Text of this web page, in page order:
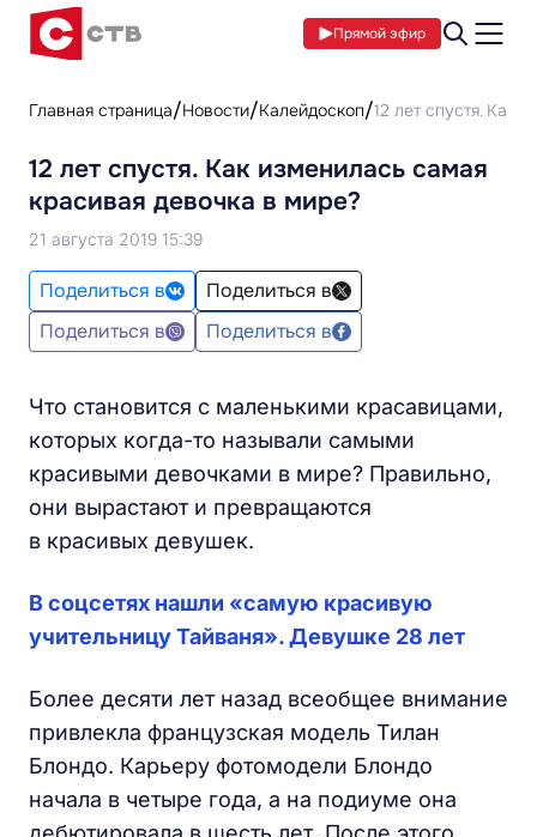
Прямой эфир
Главная страница Новости Калейдоскоп 12 лет спустя. Как
12 лет спустя. Как изменилась самая
красивая девочка в мире?
21 августа 2019 15:39
Поделиться в
Поделиться в
Поделиться в
Поделиться в
Что становится с маленькими красавицами,
которых когда-то называли самыми
красивыми девочками в мире? Правильно,
они вырастают и превращаются
в красивых девушек.
В соцсетях нашли «самую красивую
учительницу Тайваня». Девушке 28 лет
Более десяти лет назад всеобщее внимание
привлекла французская модель Тилан
Блондо. Карьеру фотомодели Блондо
начала в четыре года, а на подиуме она